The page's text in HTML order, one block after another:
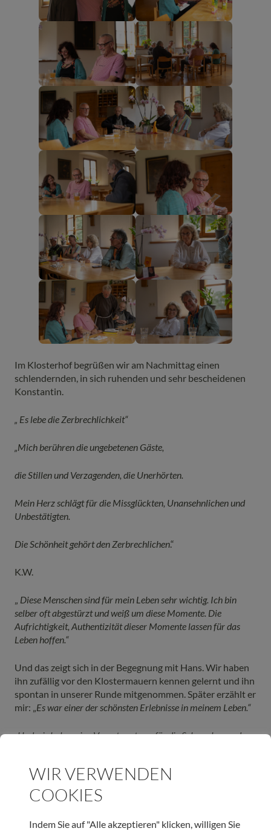
Im Klosterhof begrüßen wir am Nachmittag einen
schlendernden, in sich ruhenden und sehr bescheidenen
Konstantin.
„ Es lebe die Zerbrechlichkeit“
„Mich berühren die ungebetenen Gäste,
die Stillen und Verzagenden, die Unerhörten.
Mein Herz schlägt für die Missglückten, Unansehnlichen und
Unbestätigten.
Die Schönheit gehört den Zerbrechlichen.“
K.W.
„ Diese Menschen sind für mein Leben sehr wichtig. Ich bin
selber oft abgestürzt und weiß um diese Momente. Die
Aufrichtigkeit, Authentizität dieser Momente lassen für das
Leben hoffen.“
Und das zeigt sich in der Begegnung mit Hans. Wir haben
ihn zufällig vor den Klostermauern kennen gelernt und ihn
spontan in unserer Runde mitgenommen. Später erzählt er
mir: „Es war einer derschönsten Erlebnisse in meinem Leben.“
„Und wir haben eine Verantwortung, für die Schwachen und
Konstantin ist durch das Sterben seiner Mutter in einem
Hospiz dieser Bewegung sehr zugetan, schon vor vielen
WIR VERWENDEN
COOKIES
Indem Sie auf "Alle akzeptieren" klicken, willigen Sie